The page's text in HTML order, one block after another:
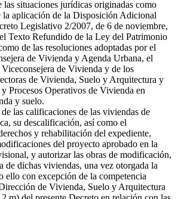
las situaciones jurídicas originadas como
la aplicación de la Disposición Adicional
Legislativo 2/2007, de 6 de noviembre,
Texto Refundido de la Ley del Patrimonio
de las resoluciones adoptadas por el
de Vivienda y Agenda Urbana, el
de Vivienda y de los
de Vivienda, Suelo y Arquitectura y
Procesos Operativos de Vivienda en
y suelo.
las calificaciones de las viviendas de
su descalificación, así como el
y rehabilitación del expediente,
del proyecto aprobado en la
y autorizar las obras de modificación,
de dichas viviendas, una vez otorgada la
ello con excepción de la competencia
de Vivienda, Suelo y Arquitectura